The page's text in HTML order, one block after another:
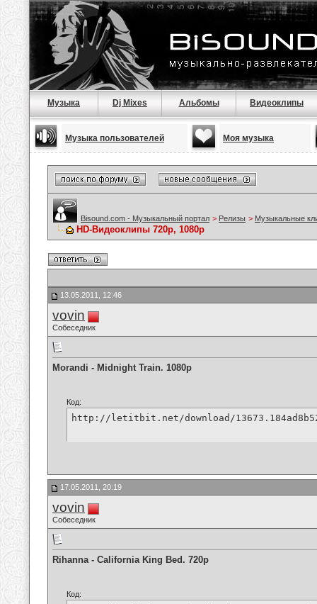
Музыка Dj Mixes Альбомы Видеоклипы
Музыка пользователей Моя музыка
Bisound.com - Музыкальный портал > Релизы > Музыкальные
HD-Видеоклипы 720p, 1080p
13.05.2011, 12:46
vovin
Собеседник
Morandi - Midnight Train. 1080p
Код:
http://letitbit.net/download/
17.05.2011, 20:19
vovin
Собеседник
Rihanna - California King Bed. 720p
Код: